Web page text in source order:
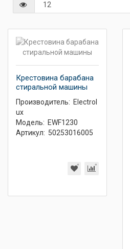
Крестовина барабана
стиральной машины
Производитель: Electrol
ux
Модель: EWF1230
Артикул: 50253016005